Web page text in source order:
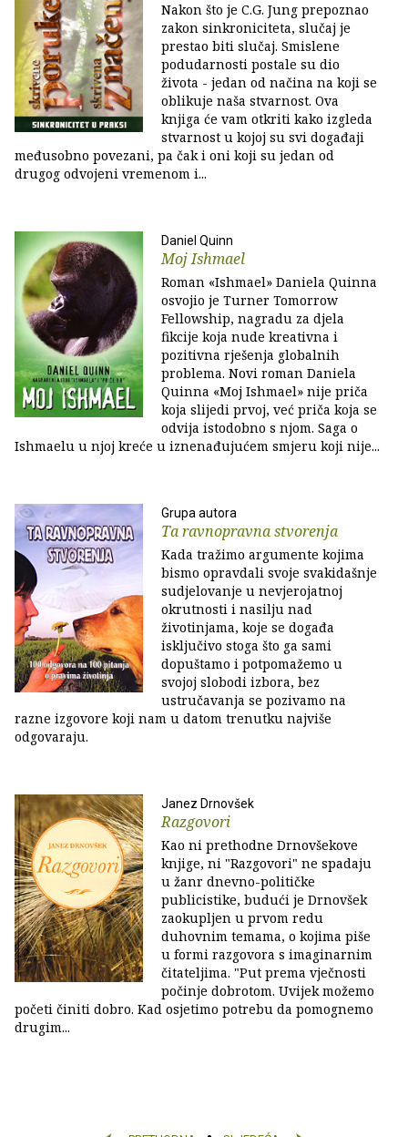
Nakon što je C.G. Jung prepoznao
zakon sinkroniciteta, slučaj je
prestao biti slučaj. Smislene
podudarnosti postale su dio
života - jedan od načina na koji se
oblikuje naša stvarnost. Ova
knjiga će vam otkriti kako izgleda
stvarnost u kojoj su svi događaji
međusobno povezani, pa čak i oni koji su jedan od
drugog odvojeni vremenom i...
Daniel Quinn
Moj Ishmael
Roman «Ishmael» Daniela Quinna
osvojio je Turner Tomorrow
Fellowship, nagradu za djela
fikcije koja nude kreativna i
pozitivna rješenja globalnih
problema. Novi roman Daniela
Quinna «Moj Ishmael» nije priča
koja slijedi prvoj, već priča koja se
odvija istodobno s njom. Saga o
Ishmaelu u njoj kreće u iznenađujućem smjeru koji nije...
Grupa autora
Ta ravnopravna stvorenja
Kada tražimo argumente kojima
bismo opravdali svoje svakidašnje
sudjelovanje u nevjerojatnoj
okrutnosti i nasilju nad
životinjama, koje se događa
isključivo stoga što ga sami
dopuštamo i potpomažemo u
svojoj slobodi izbora, bez
ustručavanja se pozivamo na
razne izgovore koji nam u datom trenutku najviše
odgovaraju.
Janez Drnovšek
Razgovori
Kao ni prethodne Drnovšekove
knjige, ni "Razgovori" ne spadaju
u žanr dnevno-političke
publicistike, budući je Drnovšek
zaokupljen u prvom redu
duhovnim temama, o kojima piše
u formi razgovora s imaginarnim
čitateljima. "Put prema vječnosti
počinje dobrotom. Uvijek možemo
početi činiti dobro. Kad osjetimo potrebu da pomognemo
drugim...